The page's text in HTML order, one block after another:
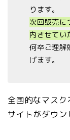
ります。
次回販売に
内させてい
何卒ご理解
げます。
全国的なマス
サイトがダウン